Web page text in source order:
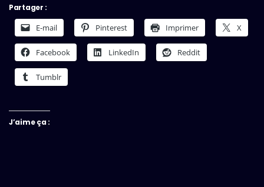
Partager :
E-mail Pinterest Imprimer X
Facebook LinkedIn Reddit
Tumblr
J’aime ça :